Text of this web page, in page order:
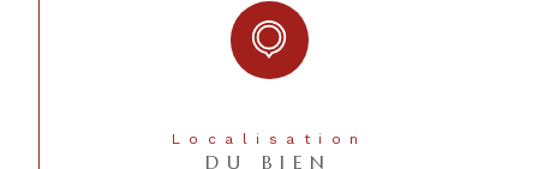
Localisation
DU BIEN